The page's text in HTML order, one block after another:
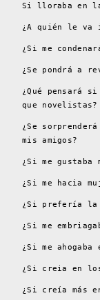
Si lloraba en
¿A quién le va
¿Si me
¿Se pondrá a
¿Qué pensará
que novelistas?
¿Se
mis amigos?
¿Si me gustaba
¿Si me hacia
¿Si prefería la
¿Si me
¿Si me
¿Si creia en
¿Si creía más